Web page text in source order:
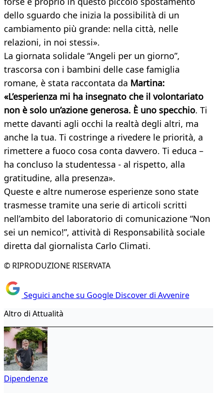
dello sguardo che inizia la possibilità di un
cambiamento più grande: nella città, nelle
relazioni, in noi stessi».
La giornata solidale “Angeli per un giorno”,
trascorsa con i bambini delle case famiglia
romane, è stata raccontata da Martina:
«L’esperienza mi ha insegnato che il volontariato
non è solo un’azione generosa. È uno specchio. Ti
mette davanti agli occhi la realtà degli altri, ma
anche la tua. Ti costringe a rivedere le priorità, a
rimettere a fuoco cosa conta davvero. Ti educa –
ha concluso la studentessa - al rispetto, alla
gratitudine, alla presenza».
Queste e altre numerose esperienze sono state
trasmesse tramite una serie di articoli scritti
nell’ambito del laboratorio di comunicazione “Non
sei un nemico!”, attività di Responsabilità sociale
diretta dal giornalista Carlo Climati.
© RIPRODUZIONE RISERVATA
Seguici anche su Google Discover di Avvenire
Altro di Attualità
Dipendenze